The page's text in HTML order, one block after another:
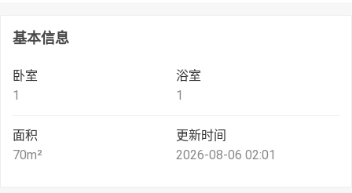
基本信息
卧室
1
浴室
1
面积
70m²
更新时间
2026-08-06 02:01